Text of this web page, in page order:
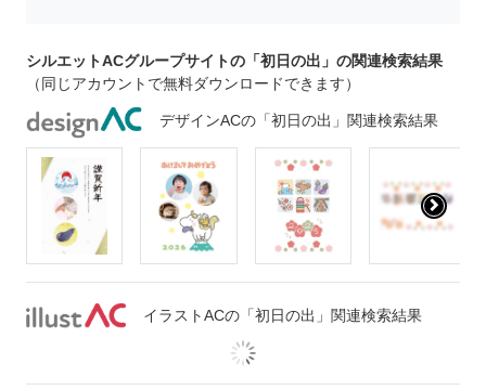
シルエットACグループサイトの「初日の出」の関連検索結果
（同じアカウントで無料ダウンロードできます）
デザインACの「初日の出」関連検索結果
イラストACの「初日の出」関連検索結果